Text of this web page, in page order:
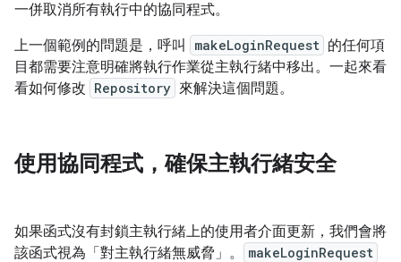
一併取消所有執行中的協同程式。
上一個範例的問題是，呼叫
makeLoginRequest 的任何項
目都需要注意明確將執行作業從主執行緒中移出。一起來看
看如何修改 Repository 來解決這個問題。
使用協同程式，確保主執行緒安全
如果函式沒有封鎖主執行緒上的使用者介面更新，我們會將
該函式視為「對主執行緒無威脅」 。 makeLoginRequest